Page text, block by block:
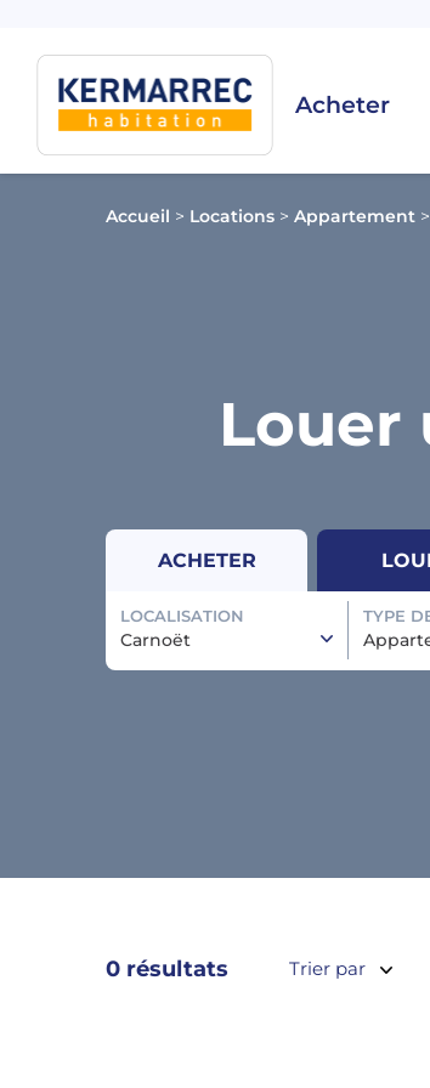
Acheter
Accueil > Locations > Appartement >
Louer
ACHETER
LOCALISATION
Carnoët
TYPE
0 résultats Trier par